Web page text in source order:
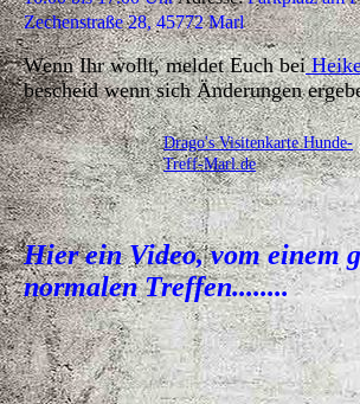
Zechenstraße 28, 45772 Marl
Wenn Ihr wollt, meldet Euch bei
bescheid wenn sich Änderungen
Drago's Visitenkarte Hunde-
Treff-Marl.de
Hier ein Video, vom einem
normalen Treffen........